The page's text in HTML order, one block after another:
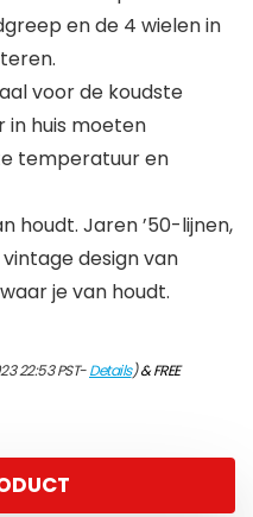
en de 4 wielen in
voor de koudste
in huis moeten
temperatuur en
houdt. Jaren ’50-lijnen,
design van
je van houdt.
22:53 PST-Details)&FREE